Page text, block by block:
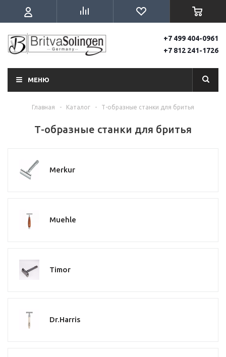
+7 499 404-0961
+7 812 241-1726
МЕНЮ
Главная - Каталог - Т-образные станки для бритья
Т-образные станки для бритья
Merkur
Muehle
Timor
Dr.Harris